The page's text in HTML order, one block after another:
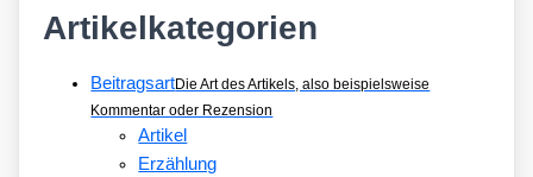
Artikelkategorien
BeitragsartDie Art des Artikels, also beispielsweise
Kommentar oder Rezension
Artikel
Erzählung